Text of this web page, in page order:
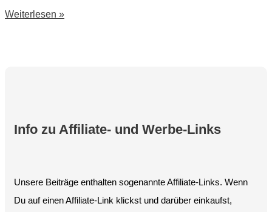
BenQ
Weiterlesen »
Info zu Affiliate- und Werbe-Links
Unsere Beiträge enthalten sogenannte Affiliate-Links. Wenn
Du auf einen Affiliate-Link klickst und darüber einkaufst,